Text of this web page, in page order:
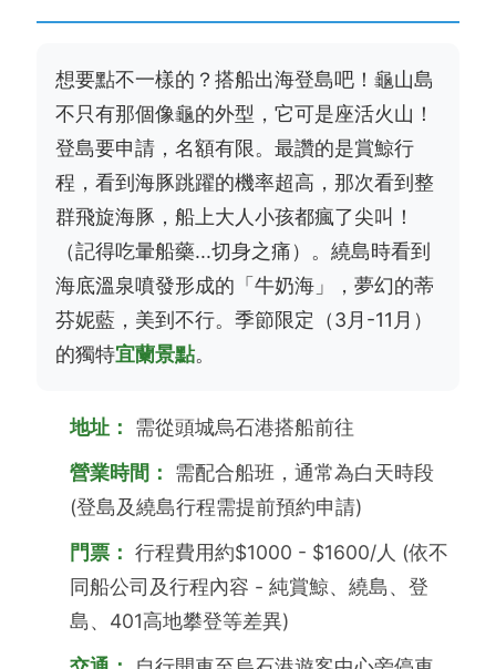
想要點不一樣的？搭船出海登島吧！龜山島
不只有那個像龜的外型，它可是座活火山！
登島要申請，名額有限。最讚的是賞鯨行
程，看到海豚跳躍的機率超高，那次看到整
群飛旋海豚，船上大人小孩都瘋了尖叫！
（記得吃暈船藥...切身之痛）。繞島時看到
海底溫泉噴發形成的「牛奶海」，夢幻的蒂
芬妮藍，美到不行。季節限定（3月-11月）
的獨特宜蘭景點。
地址：
需從頭城烏石港搭船前往
營業時間：
需配合船班，通常為白天時段
(登島及繞島行程需提前預約申請)
門票： 行程費用約$1000 - $1600/人 (依不
同船公司及行程內容 - 純賞鯨、繞島、登
島、401高地攀登等差異)